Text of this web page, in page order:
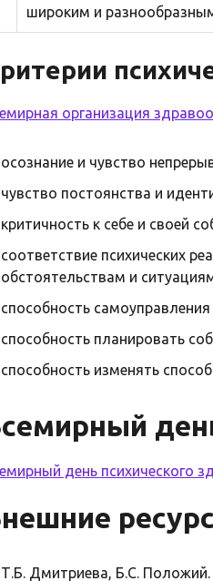
широким и
организация
осознание и чувство
чувство постоянства и
критичность к себе и своей
соответствие психических
обстоятельствам и
способность
способность планировать
способность изменять
день психического
Т.Б. Дмитриева, Б.С. Положий.